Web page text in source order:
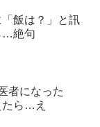
飯は？」と訊
…絶句
者になった
たら…え